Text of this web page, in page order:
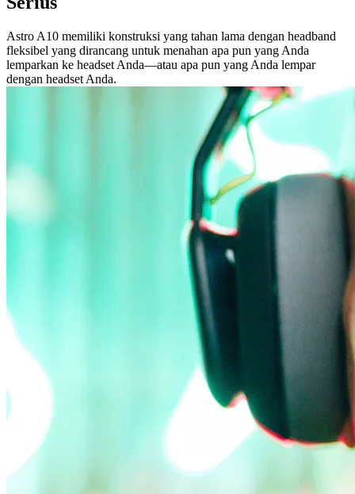
Astro A10 memiliki konstruksi yang tahan lama dengan headband
fleksibel yang dirancang untuk menahan apa pun yang Anda
lemparkan ke headset Anda—atau apa pun yang Anda lempar
dengan headset Anda.